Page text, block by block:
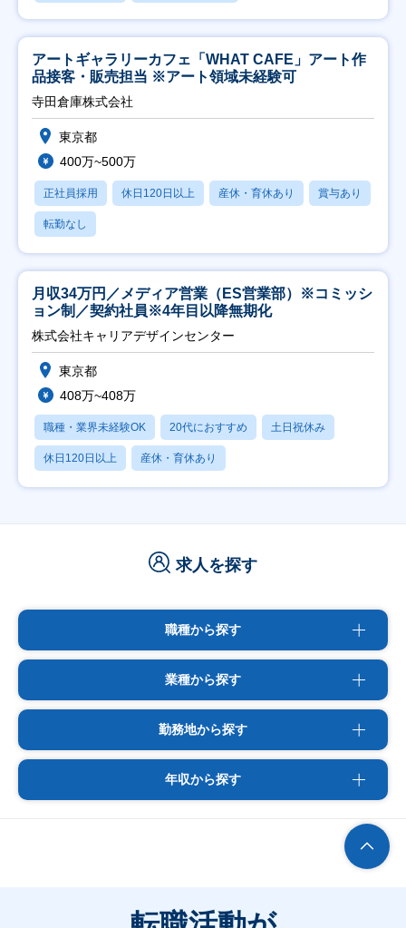
アートギャラリーカフェ「WHAT CAFE」アート作
品接客・販売担当 ※アート領域未経験可
寺田倉庫株式会社
東京都
400万~500万
正社員採用 休日120日以上 産休・育休あり 賞与あり
転勤なし
月収34万円／メディア営業（ES営業部）※コミッシ
ョン制／契約社員※4年目以降無期化
株式会社キャリアデザインセンター
東京都
408万~408万
職種・業界未経験OK 20代におすすめ 土日祝休み
休日120日以上 産休・育休あり
求人を探す
職種から探す
業種から探す
勤務地から探す
年収から探す